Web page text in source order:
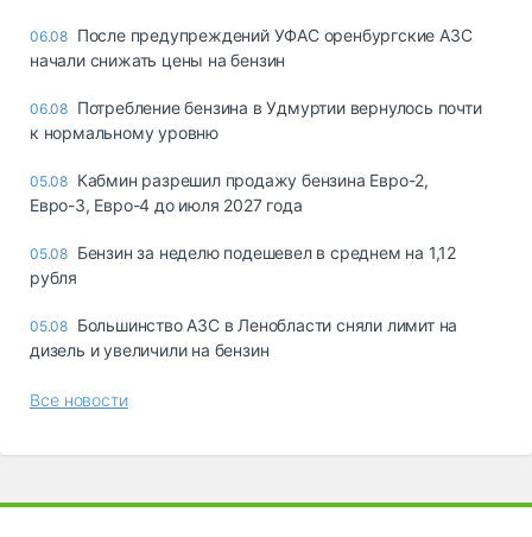
06.08 После предупреждений УФАС оренбургские АЗС
начали снижать цены на бензин
06.08 Потребление бензина в Удмуртии вернулось почти
к нормальному уровню
05.08 Кабмин разрешил продажу бензина Евро-2,
Евро-3, Евро-4 до июля 2027 года
05.08 Бензин за неделю подешевел в среднем на 1,12
рубля
05.08 Большинство АЗС в Ленобласти сняли лимит на
дизель и увеличили на бензин
Все новости